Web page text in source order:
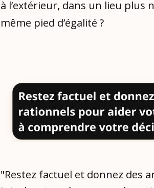
à l’extérieur, dans un lieu
même pied d’égalité ?
"Restez factuel et donnez des